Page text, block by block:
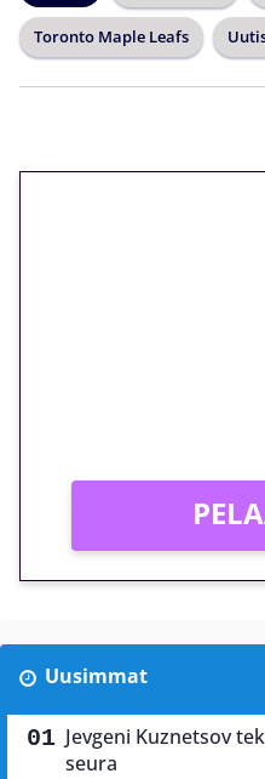
Toronto Maple Leafs
Uusimmat
Jevgeni Kuznetsov
seura